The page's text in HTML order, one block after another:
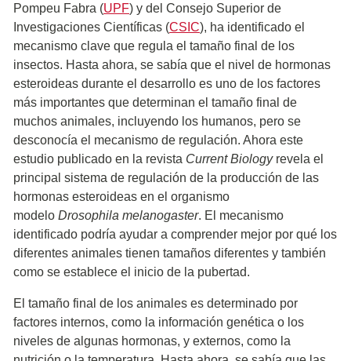
Pompeu Fabra (UPF) y del Consejo Superior de
Investigaciones Científicas (CSIC), ha identificado el
mecanismo clave que regula el tamaño final de los
insectos. Hasta ahora, se sabía que el nivel de hormonas
esteroideas durante el desarrollo es uno de los factores
más importantes que determinan el tamaño final de
muchos animales, incluyendo los humanos, pero se
desconocía el mecanismo de regulación. Ahora este
estudio publicado en la revista Current Biology revela el
principal sistema de regulación de la producción de las
hormonas esteroideas en el organismo
modelo Drosophila melanogaster. El mecanismo
identificado podría ayudar a comprender mejor por qué los
diferentes animales tienen tamaños diferentes y también
como se establece el inicio de la pubertad.
El tamaño final de los animales es determinado por
factores internos, como la información genética o los
niveles de algunas hormonas, y externos, como la